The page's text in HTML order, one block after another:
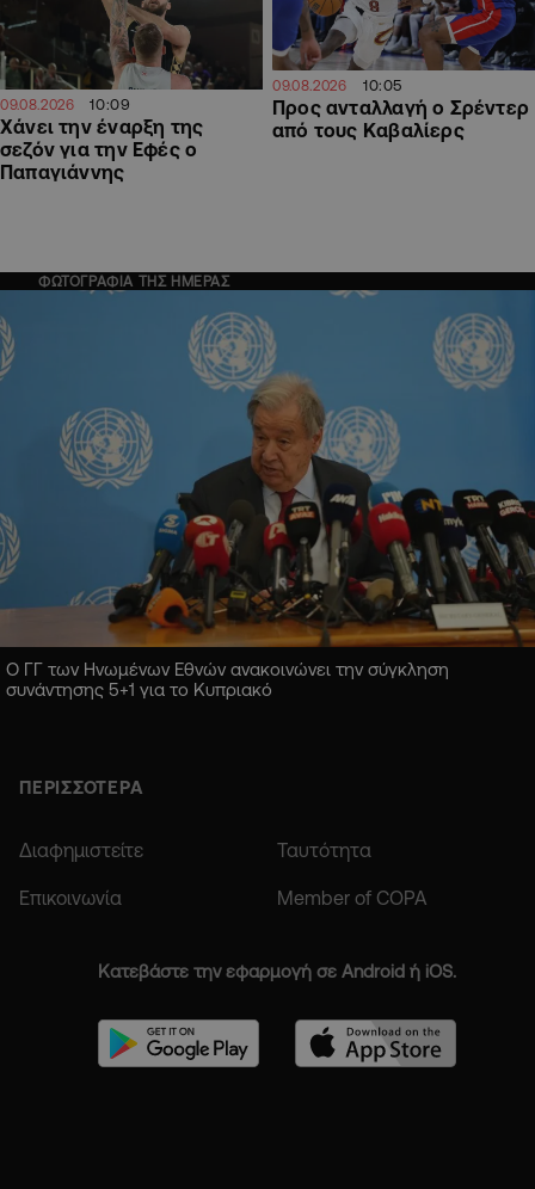
09.08.2026 10:09
Χάνει την έναρξη της
σεζόν για την Εφές ο
Παπαγιάννης
09.08.2026 10:05
Προς ανταλλαγή ο Σρέντερ
από τους Καβαλίερς
ΦΩΤΟΓΡΑΦΙΑ ΤΗΣ ΗΜΕΡΑΣ
Ο ΓΓ των Ηνωμένων Εθνών ανακοινώνει την σύγκληση
συνάντησης 5+1 για το Κυπριακό
ΠΕΡΙΣΣΟΤΕΡΑ
Διαφημιστείτε Ταυτότητα
Επικοινωνία Member of COPA
Κατεβάστε την εφαρμογή σε Android ή iOS.